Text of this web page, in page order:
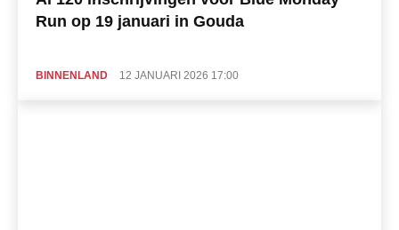
Run op 19 januari in Gouda
BINNENLAND 12 JANUARI 2026 17:00